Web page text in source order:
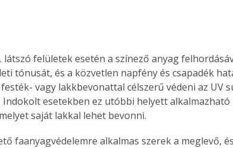
tónusát, és a közvetlen napfény és csapadék
vagy lakkbevonattal célszerű védeni az UV
Indokolt esetekben ez utóbbi helyett
saját lakkal lehet bevonni.